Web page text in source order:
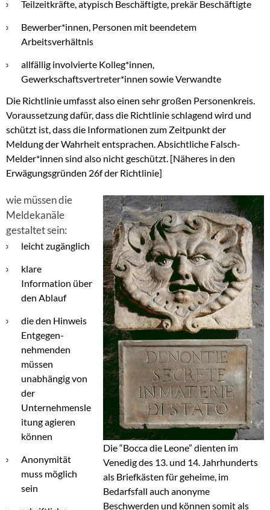
Teilzeitkräfte, atypisch Beschäftigte, prekär Beschäftigte
Bewerber*innen, Personen mit beendetem
Arbeitsverhältnis
allfällig involvierte Kolleg*innen,
Gewerkschaftsvertreter*innen sowie Verwandte
Die Richtlinie umfasst also einen sehr großen Personenkreis.
Voraussetzung dafür, dass die Richtlinie schlagend wird und
schützt ist, dass die Informationen zum Zeitpunkt der
Meldung der Wahrheit entsprachen. Absichtliche Falsch-
Melder*innen sind also nicht geschützt. [Näheres in den
Erwägungsgründen 26f der Richtlinie]
Die “Bocca die Leone” dienten im
Venedig des 13. und 14. Jahrhunderts
als Briefkästen für geheime, im
Bedarfsfall auch anonyme
Beschwerden und können somit als
wie müssen die
Meldekanäle
gestaltet sein:
leicht zugänglich
klare
Information über
den Ablauf
die den Hinweis
Entgegen-
nehmenden
müssen
unabhängig von
der
Unternehmensle
itung agieren
können
Anonymität
muss möglich
sein